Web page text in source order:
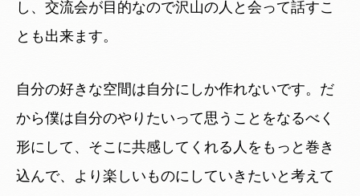
し、交流会が目的なので沢山の人と会って話すこ
とも出来ます。
自分の好きな空間は自分にしか作れないです。だ
から僕は自分のやりたいって思うことをなるべく
形にして、そこに共感してくれる人をもっと巻き
込んで、より楽しいものにしていきたいと考えて